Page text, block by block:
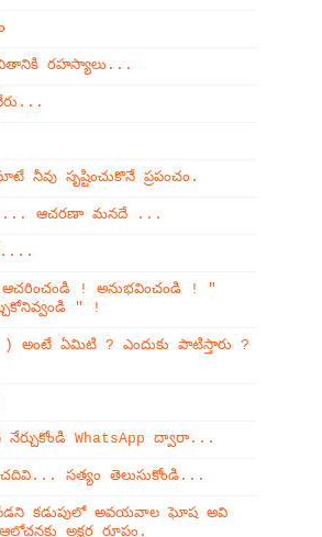
రహస్యాలు...
సృష్టించుకొనే ప్రపంచం.
... ఆచరణా మనదే ...
! అనుభవించండి ! "
" !
ఏమిటి ? ఎందుకు పాటిస్తారు ?
నేర్చుకోండి WhatsApp ద్వారా...
సత్యం తెలుసుకోండి...
కడుపులో అవయవాల ఘోష అవి
అక్షర రూపం.